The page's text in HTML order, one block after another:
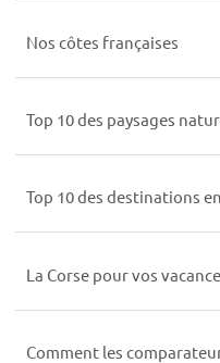
Nos côtes françaises
Top 10 des paysages
Top 10 des destinations
La Corse pour vos
Comment les